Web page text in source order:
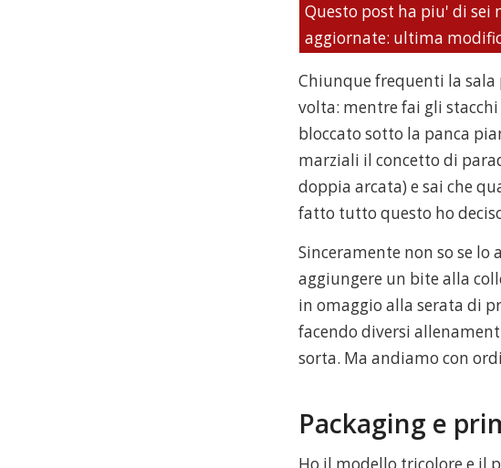
Questo post ha piu' di sei
aggiornate: ultima
Chiunque frequenti la
volta: mentre fai gli
bloccato sotto la panca
marziali il concetto di
doppia arcata) e sai che
fatto tutto questo ho
Sinceramente non so se
aggiungere un bite alla
in omaggio alla serata di
facendo diversi
sorta. Ma andiamo con
Packaging e